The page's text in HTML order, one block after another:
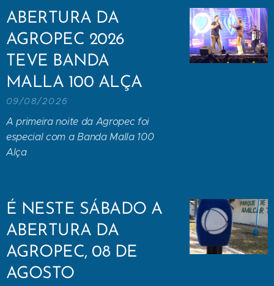
ABERTURA DA
AGROPEC 2026
TEVE BANDA
MALLA 100 ALÇA
09/08/2026
A primeira noite da Agropec foi
especial com a Banda Malla 100
Alça
É NESTE SÁBADO A
ABERTURA DA
AGROPEC, 08 DE
AGOSTO